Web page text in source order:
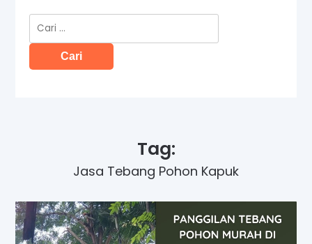
Cari
untuk:
Tag:
Jasa Tebang Pohon Kapuk